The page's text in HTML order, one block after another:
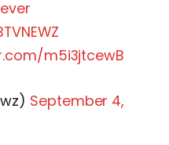
m5i3jtcewB
September 4,